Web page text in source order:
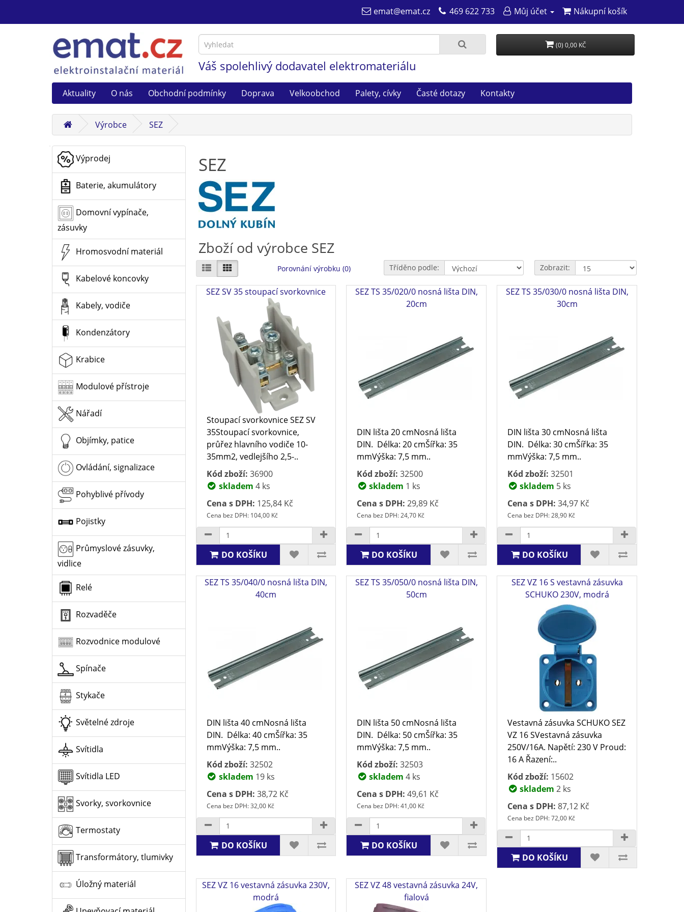
emat@emat.cz 469 622 733 Můj účet Nákupní košík
Váš spolehlivý dodavatel elektromateriálu
(0) 0,00 KČ
Aktuality O nás Obchodní podmínky Doprava Velkoobchod Palety, cívky Časté dotazy Kontakty
Výrobce SEZ
Výprodej
Baterie, akumulátory
Domovní vypínače,
zásuvky
Hromosvodní materiál
Kabelové koncovky
Kabely, vodiče
Kondenzátory
Krabice
Modulové přístroje
Nářadí
Objímky, patice
Ovládání, signalizace
Pohyblivé přívody
Pojistky
Průmyslové zásuvky,
vidlice
Relé
Rozvaděče
Rozvodnice modulové
Spínače
Stykače
Světelné zdroje
Svítidla
Svítidla LED
Svorky, svorkovnice
Termostaty
Transformátory, tlumivky
Úložný materiál
SEZ
Zboží od výrobce SEZ
Porovnání výrobku (0) Tříděno podle: Zobrazit:
SEZ SV 35 stoupací svorkovnice
Stoupací svorkovnice SEZ SV
35Stoupací svorkovnice,
průřez hlavního vodiče 10-
35mm2, vedlejšího 2,5-..
Kód zboží: 36900
skladem 4 ks
Cena s DPH: 125,84 Kč
Cena bez DPH: 104,00 Kč
DO KOŠÍKU
SEZ TS 35/020/0 nosná lišta DIN,
20cm
DIN lišta 20 cmNosná lišta
DIN. Délka: 20 cmŠířka: 35
mmVýška: 7,5 mm..
Kód zboží: 32500
skladem 1 ks
Cena s DPH: 29,89 Kč
Cena bez DPH: 24,70 Kč
DO KOŠÍKU
SEZ TS 35/030/0 nosná lišta DIN,
30cm
DIN lišta 30 cmNosná lišta
DIN. Délka: 30 cmŠířka: 35
mmVýška: 7,5 mm..
Kód zboží: 32501
skladem 5 ks
Cena s DPH: 34,97 Kč
Cena bez DPH: 28,90 Kč
DO KOŠÍKU
SEZ TS 35/040/0 nosná lišta DIN,
40cm
DIN lišta 40 cmNosná lišta
DIN. Délka: 40 cmŠířka: 35
mmVýška: 7,5 mm..
Kód zboží: 32502
skladem 19 ks
Cena s DPH: 38,72 Kč
Cena bez DPH: 32,00 Kč
DO KOŠÍKU
SEZ TS 35/050/0 nosná lišta DIN,
50cm
DIN lišta 50 cmNosná lišta
DIN. Délka: 50 cmŠířka: 35
mmVýška: 7,5 mm..
Kód zboží: 32503
skladem 4 ks
Cena s DPH: 49,61 Kč
Cena bez DPH: 41,00 Kč
DO KOŠÍKU
SEZ VZ 16 S vestavná zásuvka
SCHUKO 230V, modrá
Vestavná zásuvka SCHUKO SEZ
VZ 16 SVestavná zásuvka
250V/16A. Napětí: 230 V Proud:
16 A Řazení:..
Kód zboží: 15602
skladem 2 ks
Cena s DPH: 87,12 Kč
Cena bez DPH: 72,00 Kč
DO KOŠÍKU
SEZ VZ 16 vestavná zásuvka 230V,
modrá
SEZ VZ 48 vestavná zásuvka 24V,
fialová